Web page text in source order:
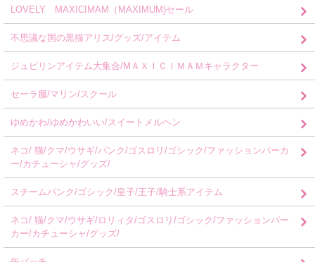
LOVELY MAXICIMAM（MAXIMUM)セール
不思議な国の黒猫アリス/グッズ/アイテム
ジュピリンアイテム大集合/MＡＸＩＣＩＭＡＭキャラクター
セーラ服/マリン/スクール
ゆめかわ/ゆめかわいい/スイートメルヘン
ネコ/ 猫/クマ/ウサギ/パンク/ゴスロリ/ゴシック/ファッションパーカ
ー/カチューシャ/グッズ/
スチームパンク/ゴシック/皇子/王子/騎士系アイテム
ネコ/ 猫/クマ/ウサギ/ロリィタ/ゴスロリ/ゴシック/ファッションパー
カー/カチューシャ/グッズ/